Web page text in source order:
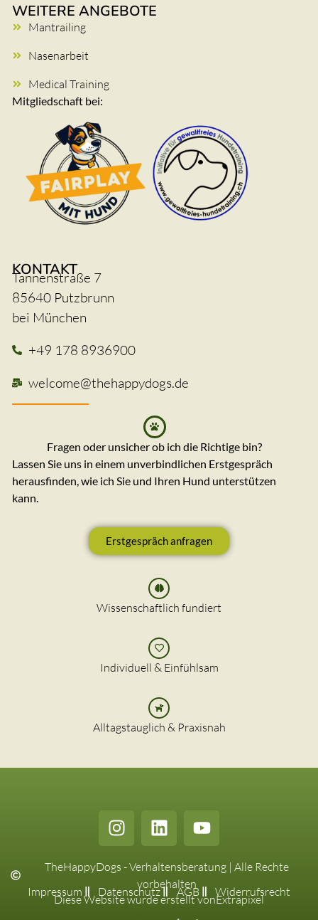
WEITERE ANGEBOTE
Mantrailing
Nasenarbeit
Medical Training
Mitgliedschaft bei:
KONTAKT
Tannenstraße 7
85640 Putzbrunn
bei München
+49 178 8936900
welcome@thehappydogs.de
Fragen oder unsicher ob ich die Richtige bin?
Lassen Sie uns in einem unverbindlichen Erstgespräch
herausfinden, wie ich Sie und Ihren Hund unterstützen
kann.
Erstgespräch anfragen
Wissenschaftlich fundiert
Individuell & Einfühlsam
Alltagstauglich & Praxisnah
TheHappyDogs - Verhaltensberatung | Alle Rechte
vorbehalten
Impressum Datenschutz AGB Widerrufsrecht
Diese Website wurde erstellt vonExtrapixel